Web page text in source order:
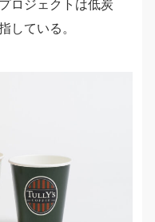
ロジェクトは低炭
している。